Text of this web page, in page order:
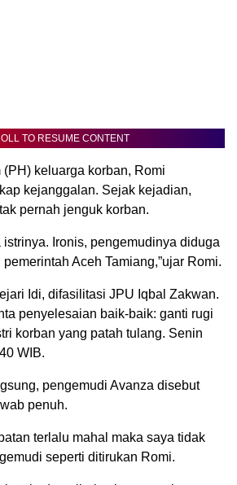
TO RESUME CONTENT
keluarga korban, Romi
kejanggalan. Sejak kejadian,
pernah jenguk korban.
istrinya. Ironis, pengemudinya diduga
Aceh Tamiang,”ujar Romi.
Idi, difasilitasi JPU Iqbal Zakwan.
penyelesaian baik-baik: ganti rugi
korban yang patah tulang. Senin
WIB.
pengemudi Avanza disebut
penuh.
terlalu mahal maka saya tidak
seperti ditirukan Romi.